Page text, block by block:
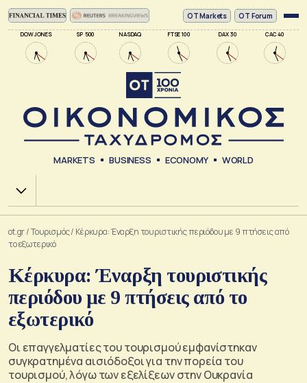
DOW JONES SP 500 NASDAQ FTSE 100 DAX 30 CAC 40
ΟΤ Markets OT Forum
MARKETS BUSINESS ECONOMY WORLD
Χ.Α.
ot.gr/Τουρισμός/ Κέρκυρα: Έναρξη τουριστικής περιόδου με 9 πτήσεις από
το εξωτερικό
Κέρκυρα: Έναρξη τουριστικής
περιόδου με 9 πτήσεις από το
εξωτερικό
Οι επαγγελματίες του τουρισμού εμφανίστηκαν
συγκρατημένα αισιόδοξοι για την πορεία του
τουρισμού, λόγω των εξελίξεων στην Ουκρανία